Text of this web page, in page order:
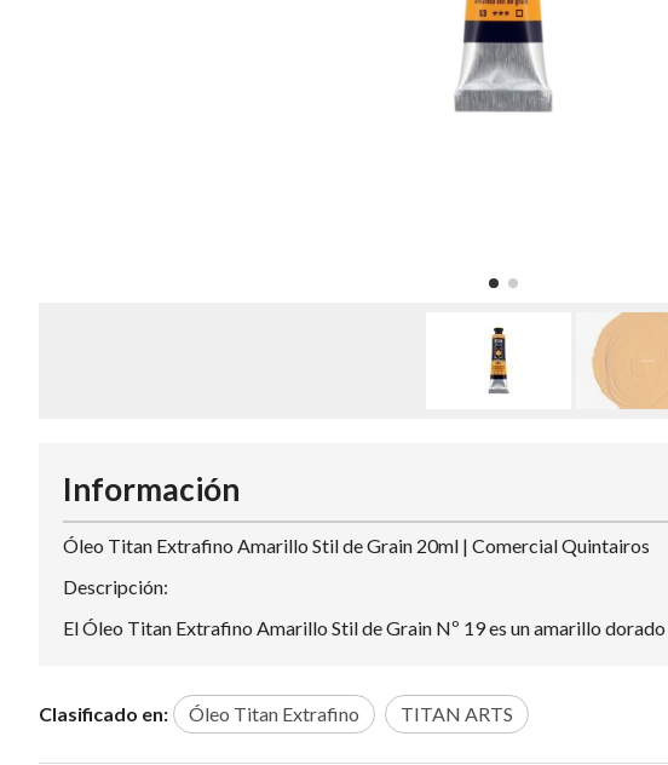
Información
Óleo Titan Extrafino Amarillo Stil de Grain 20ml | Comercial Quintairos
Descripción:
El Óleo Titan Extrafino Amarillo Stil de Grain Nº 19 es un amarillo
Clasificado en: Óleo Titan Extrafino TITAN ARTS